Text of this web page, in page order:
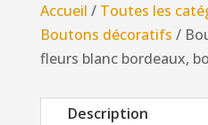
fleurs
blanc
bordeaux,
bouton
Accueil / Toutes les
Boutons décoratifs /
fleurs blanc bordeaux,
Description